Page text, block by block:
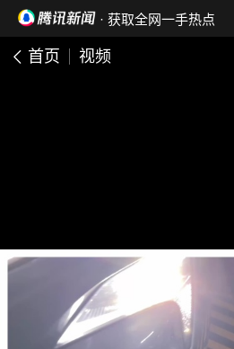
· 获取全网一手热点
首页 视频